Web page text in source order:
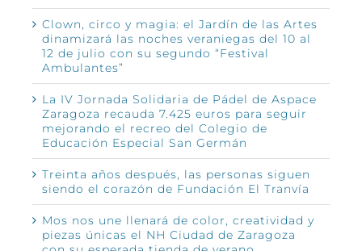
Clown, circo y magia: el Jardín de las Artes
dinamizará las noches veraniegas del 10 al
12 de julio con su segundo “Festival
Ambulantes”
La IV Jornada Solidaria de Pádel de Aspace
Zaragoza recauda 7.425 euros para seguir
mejorando el recreo del Colegio de
Educación Especial San Germán
Treinta años después, las personas siguen
siendo el corazón de Fundación El Tranvía
Mos nos une llenará de color, creatividad y
piezas únicas el NH Ciudad de Zaragoza